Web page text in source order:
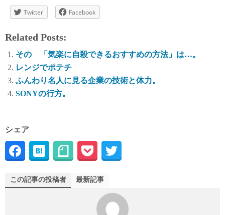
Twitter Facebook
Related Posts:
その 「気楽に自殺できるおすすめの方法」は…。
レンジでポテチ
ふんわり名人に見る企業の技術と体力。
SONYの行方。
シェア
この記事の投稿者 最新記事